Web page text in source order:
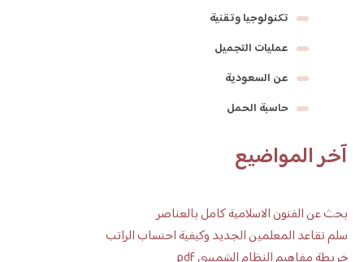
تكنولوجيا وتقنية
عمليات التجميل
عن السعودية
حاسبة الحمل
آخر المواضيع
بحث عن الفنون الاسلامية كامل بالعناصر
سلم تقاعد المعلمين الجديد وكيفية احتساب الراتب